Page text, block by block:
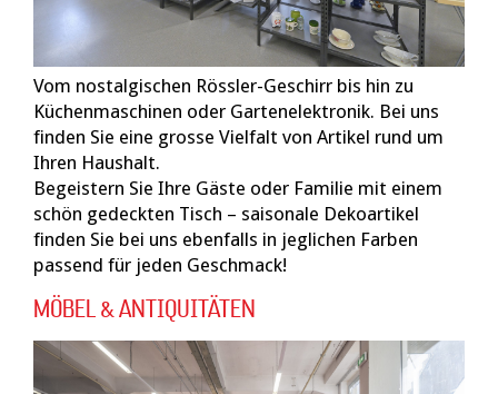
Vom nostalgischen Rössler-Geschirr bis hin zu
Küchenmaschinen oder Gartenelektronik. Bei uns
finden Sie eine grosse Vielfalt von Artikel rund um
Ihren Haushalt.
Begeistern Sie Ihre Gäste oder Familie mit einem
schön gedeckten Tisch – saisonale Dekoartikel
finden Sie bei uns ebenfalls in jeglichen Farben
passend für jeden Geschmack!
MÖBEL & ANTIQUITÄTEN